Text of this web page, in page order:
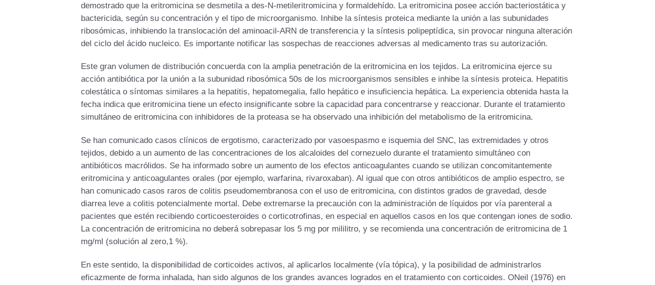
demostrado que la eritromicina se desmetila a des-N-metileritromicina y formaldehído. La eritromicina posee acción bacteriostática y
bactericida, según su concentración y el tipo de microorganismo. Inhibe la síntesis proteica mediante la unión a las subunidades
ribosómicas, inhibiendo la translocación del aminoacil-ARN de transferencia y la síntesis polipeptídica, sin provocar ninguna alteración
del ciclo del ácido nucleico. Es importante notificar las sospechas de reacciones adversas al medicamento tras su autorización.
Este gran volumen de distribución concuerda con la amplia penetración de la eritromicina en los tejidos. La eritromicina ejerce su
acción antibiótica por la unión a la subunidad ribosómica 50s de los microorganismos sensibles e inhibe la síntesis proteica. Hepatitis
colestática o síntomas similares a la hepatitis, hepatomegalia, fallo hepático e insuficiencia hepática. La experiencia obtenida hasta la
fecha indica que eritromicina tiene un efecto insignificante sobre la capacidad para concentrarse y reaccionar. Durante el tratamiento
simultáneo de eritromicina con inhibidores de la proteasa se ha observado una inhibición del metabolismo de la eritromicina.
Se han comunicado casos clínicos de ergotismo, caracterizado por vasoespasmo e isquemia del SNC, las extremidades y otros
tejidos, debido a un aumento de las concentraciones de los alcaloides del cornezuelo durante el tratamiento simultáneo con
antibióticos macrólidos. Se ha informado sobre un aumento de los efectos anticoagulantes cuando se utilizan concomitantemente
eritromicina y anticoagulantes orales (por ejemplo, warfarina, rivaroxaban). Al igual que con otros antibióticos de amplio espectro, se
han comunicado casos raros de colitis pseudomembranosa con el uso de eritromicina, con distintos grados de gravedad, desde
diarrea leve a colitis potencialmente mortal. Debe extremarse la precaución con la administración de líquidos por vía parenteral a
pacientes que estén recibiendo corticoesteroides o corticotrofinas, en especial en aquellos casos en los que contengan iones de sodio.
La concentración de eritromicina no deberá sobrepasar los 5 mg por mililitro, y se recomienda una concentración de eritromicina de 1
mg/ml (solución al zero,1 %).
En este sentido, la disponibilidad de corticoides activos, al aplicarlos localmente (vía tópica), y la posibilidad de administrarlos
eficazmente de forma inhalada, han sido algunos de los grandes avances logrados en el tratamiento con corticoides. ONeil (1976) en